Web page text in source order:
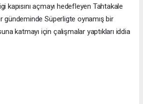
kapısını açmayı hedefleyen Tahtakale
gündeminde Süperligte oynamış bir
katmayı için çalışmalar yaptıkları iddia